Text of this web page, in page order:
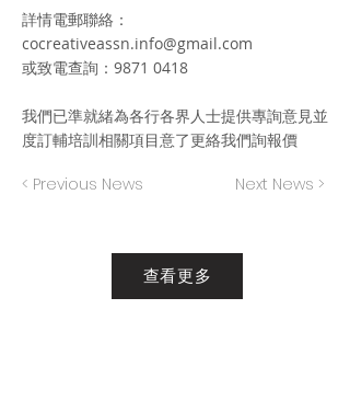
詳情電郵聯絡：
cocreativeassn.info@gmail.com
或致電查詢：9871 0418
我們已準就緒為各⾏各界⼈⼠提供專詢意⾒並
度訂輔培訓相關項⽬意了更絡我們詢報價
< Previous News Next News >
查看更多